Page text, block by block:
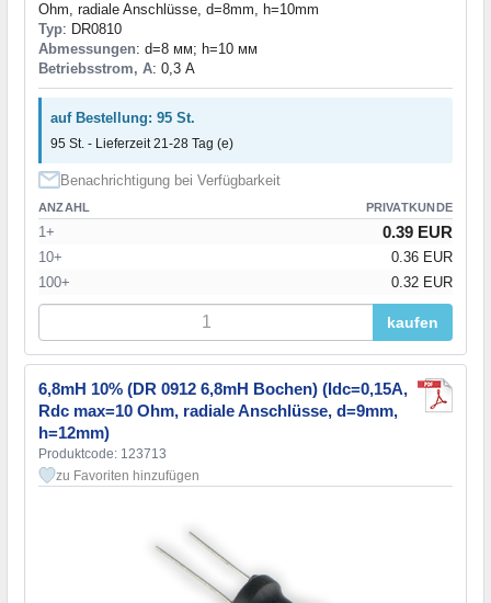
Ohm, radiale Anschlüsse, d=8mm, h=10mm
Typ: DR0810
Abmessungen: d=8 мм; h=10 мм
Betriebsstrom, A: 0,3 А
auf Bestellung: 95 St.
95 St. - Lieferzeit 21-28 Tag (e)
Benachrichtigung bei Verfügbarkeit
ANZAHL PRIVATKUNDE
1+ 0.39 EUR
10+
0.36 EUR
100+
0.32 EUR
kaufen
6,8mH 10% (DR 0912 6,8mH Bochen) (Idc=0,15А,
Rdc max=10 Ohm, radiale Anschlüsse, d=9mm,
h=12mm)
Produktcode: 123713
zu Favoriten hinzufügen